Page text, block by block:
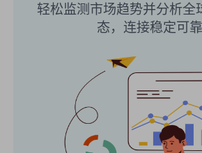
轻松监测市场趋势并分析全
态，连接稳定可靠